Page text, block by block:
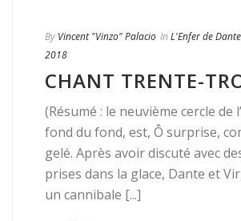
By Vincent "Vinzo" Palacio In L'Enfer de Dante
2018
CHANT TRENTE-
(Résumé : le neuvième cercle de
fond du fond, est, Ô surprise,
gelé. Après avoir discuté avec
prises dans la glace, Dante et
un cannibale [...]